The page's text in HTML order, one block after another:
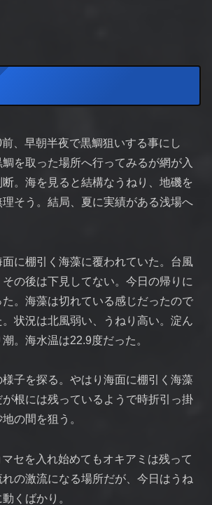
、早朝半夜で黒鯛狙いする事にし
を取った場所へ行ってみるが網が入
。海を見ると結構なうねり、地磯を
そう。結局、夏に実績がある浅場へ
に棚引く海藻に覆われていた。台風
の後は下見してない。今日の帰りに
。海藻は切れている感じだったので
状況は北風弱い、うねり高い。淀ん
。海水温は22.9度だった。
子を探る。やはり海面に棚引く海藻
根には残っているようで時折引っ掛
の間を狙う。
セを入れ始めてもオキアミは残って
れの激流になる場所だが、今日はうね
くばかり。